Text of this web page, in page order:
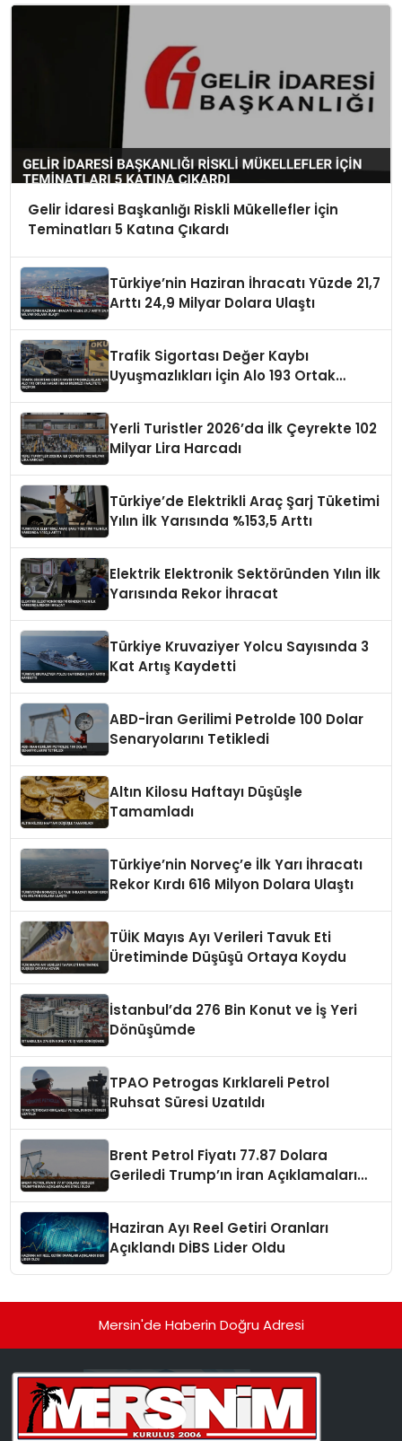
Gelir İdaresi Başkanlığı Riskli Mükellefler İçin
Teminatları 5 Katına Çıkardı
Türkiye’nin Haziran İhracatı Yüzde 21,7
Arttı 24,9 Milyar Dolara Ulaştı
Trafik Sigortası Değer Kaybı
Uyuşmazlıkları İçin Alo 193 Ortak
Yerli Turistler 2026’da İlk Çeyrekte 102
Milyar Lira Harcadı
Türkiye’de Elektrikli Araç Şarj Tüketimi
Yılın İlk Yarısında %153,5 Arttı
Elektrik Elektronik Sektöründen Yılın İlk
Yarısında Rekor İhracat
Türkiye Kruvaziyer Yolcu Sayısında 3
Kat Artış Kaydetti
ABD-İran Gerilimi Petrolde 100 Dolar
Senaryolarını Tetikledi
Altın Kilosu Haftayı Düşüşle
Tamamladı
Türkiye’nin Norveç’e İlk Yarı İhracatı
Rekor Kırdı 616 Milyon Dolara Ulaştı
TÜİK Mayıs Ayı Verileri Tavuk Eti
Üretiminde Düşüşü Ortaya Koydu
İstanbul’da 276 Bin Konut ve İş Yeri
Dönüşümde
TPAO Petrogas Kırklareli Petrol
Ruhsat Süresi Uzatıldı
Brent Petrol Fiyatı 77.87 Dolara
Geriledi Trump’ın İran Açıklamaları
Haziran Ayı Reel Getiri Oranları
Açıklandı DİBS Lider Oldu
Mersin'de Haberin Doğru Adresi